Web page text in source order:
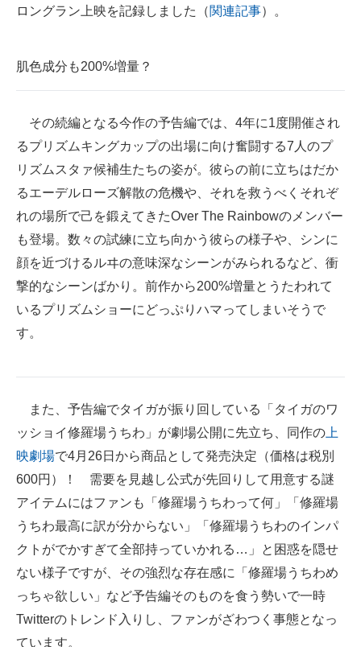
ロングラン上映を記録しました（関連記事）。
肌色成分も200%増量？
その続編となる今作の予告編では、4年に1度開催され
るプリズムキングカップの出場に向け奮闘する7人のプ
リズムスタァ候補生たちの姿が。彼らの前に立ちはだか
るエーデルローズ解散の危機や、それを救うべくそれぞ
れの場所で己を鍛えてきたOver The Rainbowのメンバー
も登場。数々の試練に立ち向かう彼らの様子や、シンに
顔を近づけるルヰの意味深なシーンがみられるなど、衝
撃的なシーンばかり。前作から200%増量とうたわれて
いるプリズムショーにどっぷりハマってしまいそうで
す。
また、予告編でタイガが振り回している「タイガのワ
ッショイ修羅場うちわ」が劇場公開に先立ち、同作の 上
映劇場で4月26日から商品として発売決定（価格は税別
600円）！ 需要を見越し公式が先回りして用意する謎
アイテムにはファンも「修羅場うちわって何」「修羅場
うちわ最高に訳が分からない」「修羅場うちわのインパ
クトがでかすぎて全部持っていかれる…」と困惑を隠せ
ない様子ですが、その強烈な存在感に「修羅場うちわめ
っちゃ欲しい」など予告編そのものを食う勢いで一時
Twitterのトレンド入りし、ファンがざわつく事態となっ
ています。